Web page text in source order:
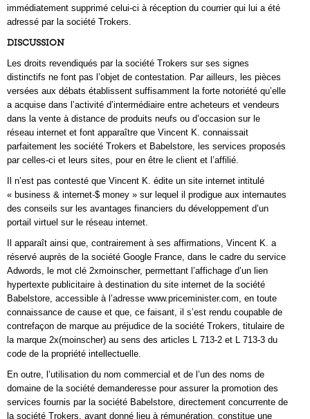
immédiatement supprimé celui-ci à réception du courrier qui lui a été
adressé par la société Trokers.
DISCUSSION
Les droits revendiqués par la société Trokers sur ses signes
distinctifs ne font pas l’objet de contestation. Par ailleurs, les pièces
versées aux débats établissent suffisamment la forte notoriété qu’elle
a acquise dans l’activité d’intermédiaire entre acheteurs et vendeurs
dans la vente à distance de produits neufs ou d’occasion sur le
réseau internet et font apparaître que Vincent K. connaissait
parfaitement les société Trokers et Babelstore, les services proposés
par celles-ci et leurs sites, pour en être le client et l’affilié.
Il n’est pas contesté que Vincent K. édite un site internet intitulé
« business & internet-$ money » sur lequel il prodigue aux internautes
des conseils sur les avantages financiers du développement d’un
portail virtuel sur le réseau internet.
Il apparaît ainsi que, contrairement à ses affirmations, Vincent K. a
réservé auprès de la société Google France, dans le cadre du service
Adwords, le mot clé 2xmoinscher, permettant l’affichage d’un lien
hypertexte publicitaire à destination du site internet de la société
Babelstore, accessible à l’adresse www.priceminister.com, en toute
connaissance de cause et que, ce faisant, il s’est rendu coupable de
contrefaçon de marque au préjudice de la société Trokers, titulaire de
la marque 2x(moinscher) au sens des articles L 713-2 et L 713-3 du
code de la propriété intellectuelle.
En outre, l’utilisation du nom commercial et de l’un des noms de
domaine de la société demanderesse pour assurer la promotion des
services fournis par la société Babelstore, directement concurrente de
la société Trokers, ayant donné lieu à rémunération, constitue une